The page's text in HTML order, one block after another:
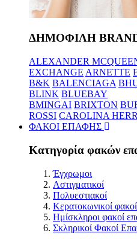
ΔΗΜΟΦΙΛΗ
ALEXANDER
EXCHANGE ARNETTE
B&K BALENCIAGA
BLINK BLUEBAY
BMINGAI BRIXTON
ROSSI CAROLINA
ΦΑΚΟΙ ΕΠΑΦΗΣ
Κατηγορία φακών
Έγχρωμοι
Αστιγματικοί
Πολυεστιακοί
Κερατοκωνικοί
Ημίσκληροι φακοί
Σκληρικοί Φακοί